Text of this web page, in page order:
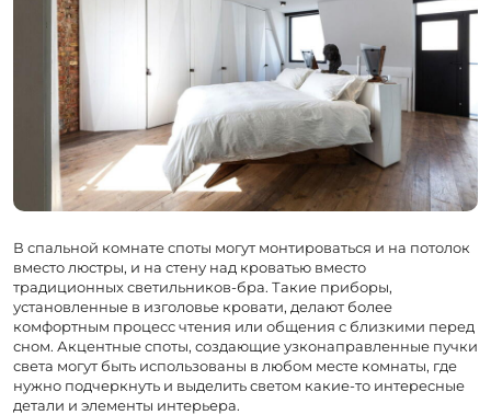
В спальной комнате споты могут монтироваться и на потолок
вместо люстры, и на стену над кроватью вместо
традиционных светильников-бра. Такие приборы,
установленные в изголовье кровати, делают более
комфортным процесс чтения или общения с близкими перед
сном. Акцентные споты, создающие узконаправленные пучки
света могут быть использованы в любом месте комнаты, где
нужно подчеркнуть и выделить светом какие-то интересные
детали и элементы интерьера.